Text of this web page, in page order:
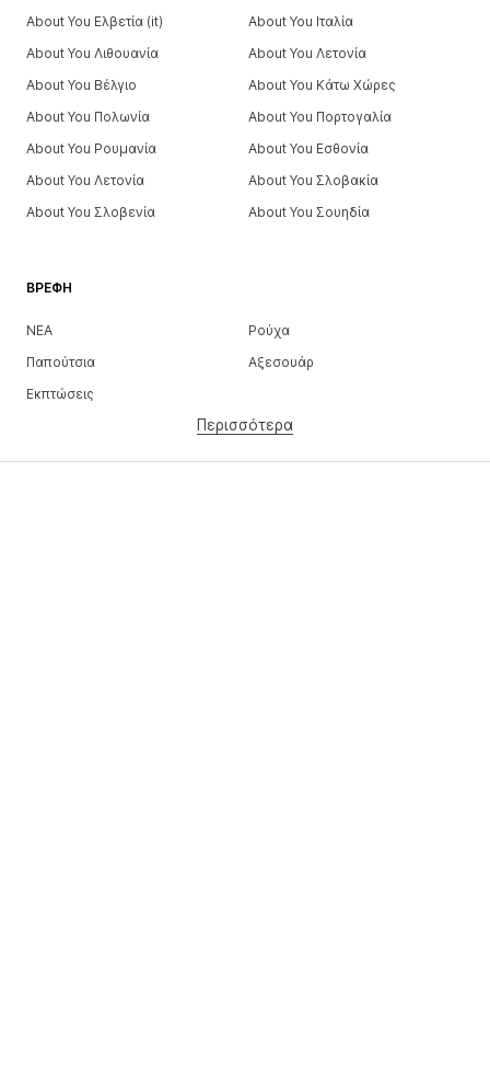
ΒΡΈΦΗ
ΝΕΑ
Ρούχα
Παπούτσια
Αξεσουάρ
Εκπτώσεις
Περισσότερα
About You Ελβετία (it)
About You Ιταλία
About You Λιθουανία
About You Λετονία
About You Βέλγιο
About You Κάτω Χώρες
About You Πολωνία
About You Πορτογαλία
About You Ρουμανία
About You Εσθονία
About You Λετονία
About You Σλοβακία
About You Σλοβενία
About You Σουηδία